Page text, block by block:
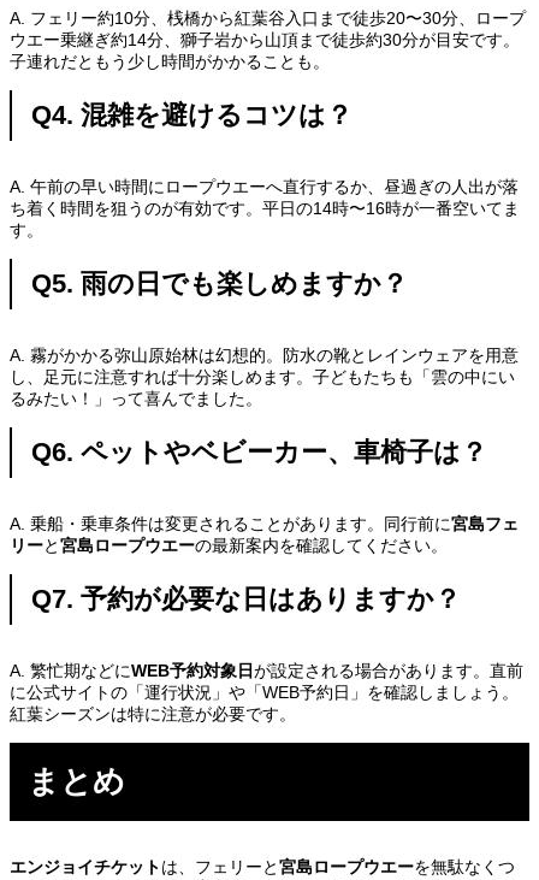
A. フェリー約10分、桟橋から紅葉谷入口まで徒歩20〜30分、ロープ
ウエー乗継ぎ約14分、獅子岩から山頂まで徒歩約30分が目安です。
子連れだともう少し時間がかかることも。
Q4. 混雑を避けるコツは？
A. 午前の早い時間にロープウエーへ直行するか、昼過ぎの人出が落
ち着く時間を狙うのが有効です。平日の14時〜16時が一番空いてま
す。
Q5. 雨の日でも楽しめますか？
A. 霧がかかる弥山原始林は幻想的。防水の靴とレインウェアを用意
し、足元に注意すれば十分楽しめます。子どもたちも「雲の中にい
るみたい！」って喜んでました。
Q6. ペットやベビーカー、車椅子は？
A. 乗船・乗車条件は変更されることがあります。同行前に宮島フェ
リーと宮島ロープウエーの最新案内を確認してください。
Q7. 予約が必要な日はありますか？
A. 繁忙期などにWEB予約対象日が設定される場合があります。直前
に公式サイトの「運行状況」や「WEB予約日」を確認しましょう。
紅葉シーズンは特に注意が必要です。
まとめ
エンジョイチケットは、フェリーと宮島ロープウエーを無駄なくつ